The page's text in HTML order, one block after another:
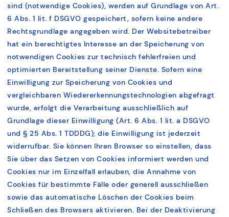
sind (notwendige Cookies), werden auf Grundlage von Art.
6 Abs. 1 lit. f DSGVO gespeichert, sofern keine andere
Rechtsgrundlage angegeben wird. Der Websitebetreiber
hat ein berechtigtes Interesse an der Speicherung von
notwendigen Cookies zur technisch fehlerfreien und
optimierten Bereitstellung seiner Dienste. Sofern eine
Einwilligung zur Speicherung von Cookies und
vergleichbaren Wiedererkennungstechnologien abgefragt
wurde, erfolgt die Verarbeitung ausschließlich auf
Grundlage dieser Einwilligung (Art. 6 Abs. 1 lit. a DSGVO
und § 25 Abs. 1 TDDDG); die Einwilligung ist jederzeit
widerrufbar. Sie können Ihren Browser so einstellen, dass
Sie über das Setzen von Cookies informiert werden und
Cookies nur im Einzelfall erlauben, die Annahme von
Cookies für bestimmte Fälle oder generell ausschließen
sowie das automatische Löschen der Cookies beim
Schließen des Browsers aktivieren. Bei der Deaktivierung